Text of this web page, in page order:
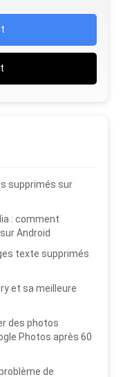
supprimés sur
: comment
Android
texte supprimés
et sa meilleure
des photos
Photos après 60
de